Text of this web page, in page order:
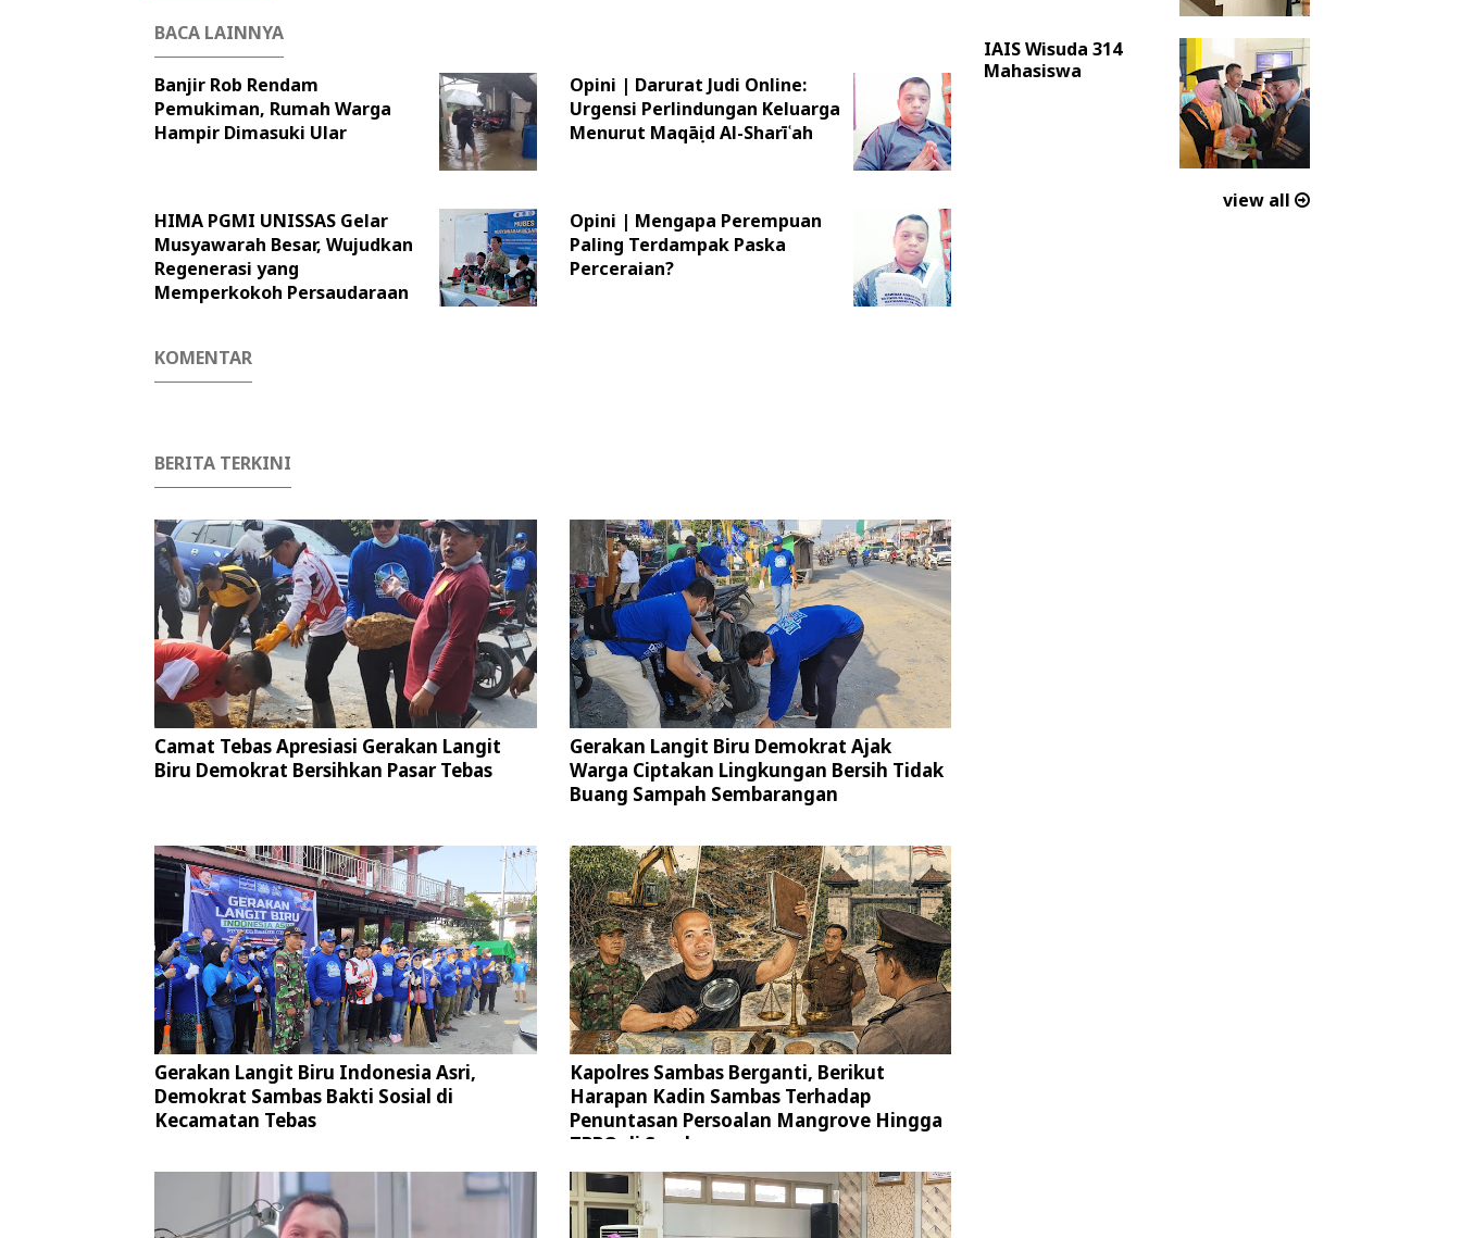
BACA LAINNYA
Banjir Rob Rendam
Pemukiman, Rumah Warga
Hampir Dimasuki Ular
Opini | Darurat Judi Online:
Urgensi Perlindungan Keluarga
Menurut Maqāṣid Al-Sharīʿah
HIMA PGMI UNISSAS Gelar
Musyawarah Besar, Wujudkan
Regenerasi yang
Memperkokoh Persaudaraan
Opini | Mengapa Perempuan
Paling Terdampak Paska
Perceraian?
KOMENTAR
BERITA TERKINI
Camat Tebas Apresiasi Gerakan Langit
Biru Demokrat Bersihkan Pasar Tebas
Gerakan Langit Biru Demokrat Ajak
Warga Ciptakan Lingkungan Bersih Tidak
Buang Sampah Sembarangan
Gerakan Langit Biru Indonesia Asri,
Demokrat Sambas Bakti Sosial di
Kecamatan Tebas
Kapolres Sambas Berganti, Berikut
Harapan Kadin Sambas Terhadap
Penuntasan Persoalan Mangrove Hingga
TPPO di Sambas
IAIS Wisuda 314
Mahasiswa
view all